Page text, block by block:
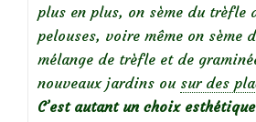
plus en plus, on sème du trèfle
pelouses, voire même on sème
mélange de trèfle et de
nouveaux jardins ou sur des
C’est autant un choix